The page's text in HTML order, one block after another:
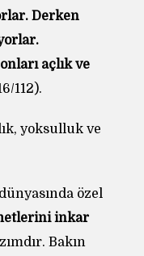
Derken
açlık ve
112).
yoksulluk ve
özel
inkar
Bakın